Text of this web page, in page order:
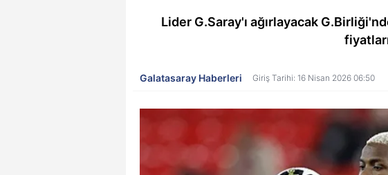
Lider G.Saray'ı ağırlayacak
Galatasaray Haberleri Giriş Tarihi: 16 Nisan 2026 06:50